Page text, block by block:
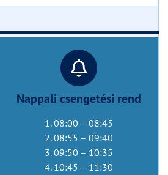
Nappali csengetési rend
1. 08:00 – 08:45
2. 08:55 – 09:40
3. 09:50 – 10:35
4. 10:45 – 11:30